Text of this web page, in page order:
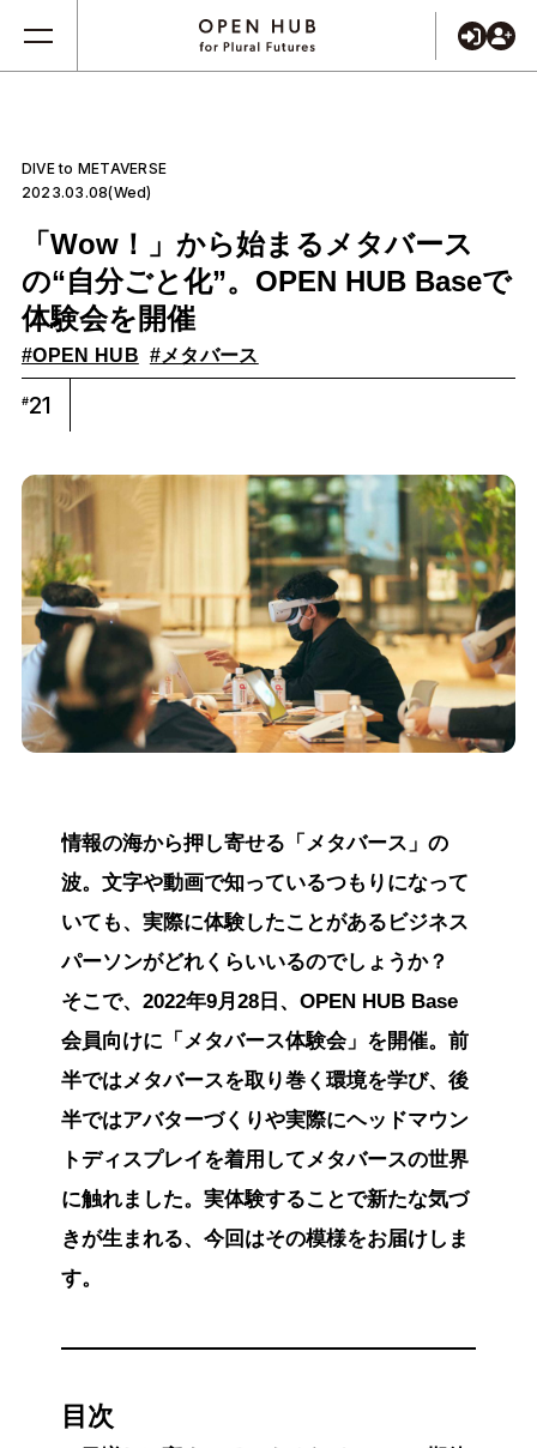
DIVE to METAVERSE
2023.03.08(Wed)
「Wow！」から始まるメタバース
の“自分ごと化”。OPEN HUB Baseで
体験会を開催
#OPEN HUB #メタバース
#21
情報の海から押し寄せる「メタバース」の
波。文字や動画で知っているつもりになって
いても、実際に体験したことがあるビジネス
パーソンがどれくらいいるのでしょうか？
そこで、2022年9月28日、OPEN HUB Base
会員向けに「メタバース体験会」を開催。前
半ではメタバースを取り巻く環境を学び、後
半ではアバターづくりや実際にヘッドマウン
トディスプレイを着用してメタバースの世界
に触れました。実体験することで新たな気づ
きが生まれる、今回はその模様をお届けしま
す。
目次